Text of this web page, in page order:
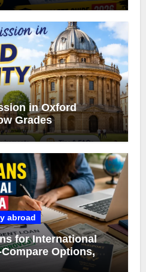
in Oxford
Grades
abroad
for International
Options,
Borrowing Tips